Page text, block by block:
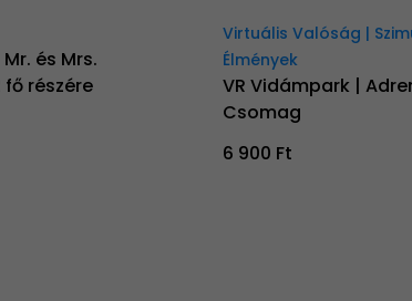
és Mrs.
részére
Virtuális Valóság |
Élmények
VR Vidámpark |
Csomag
6 900 Ft